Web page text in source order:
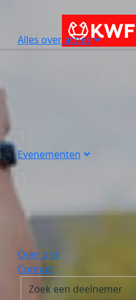
Alles over acties
Evenementen
Over ons
Contact